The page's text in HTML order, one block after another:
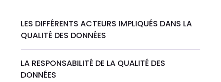
LES DIFFÉRENTS ACTEURS IMPLIQUÉS DANS LA
QUALITÉ DES DONNÉES
LA RESPONSABILITÉ DE LA QUALITÉ DES
DONNÉES